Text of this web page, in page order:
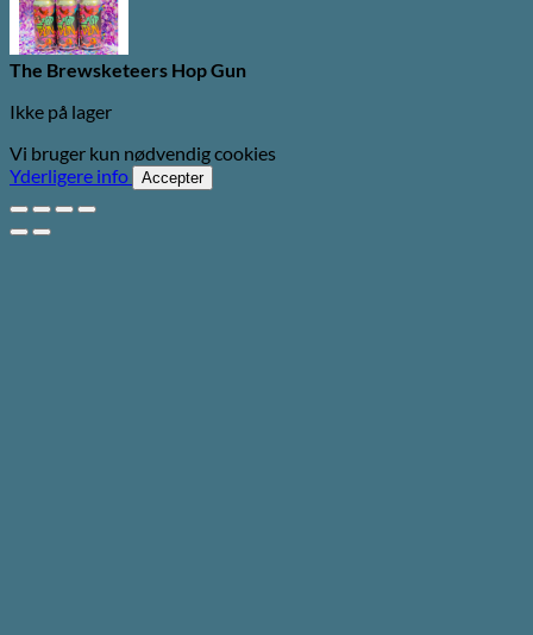
The Brewsketeers Hop Gun
Ikke på lager
Vi bruger kun nødvendig cookies
Yderligere info
Accepter